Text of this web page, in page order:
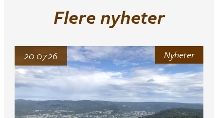
Flere nyheter
Nyheter
20.07.26